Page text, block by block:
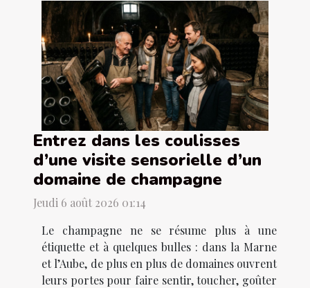
Entrez dans les coulisses
d’une visite sensorielle d’un
domaine de champagne
Jeudi 6 août 2026 01:14
Le champagne ne se résume plus à une
étiquette et à quelques bulles : dans la Marne
et l’Aube, de plus en plus de domaines ouvrent
leurs portes pour faire sentir, toucher, goûter